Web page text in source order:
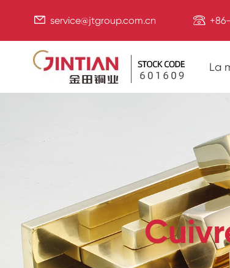
 service@jtgroup.com.cn 
La